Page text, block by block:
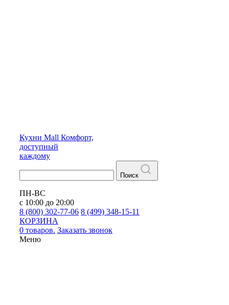
Кухни Mall Комфорт,
доступный
каждому
Поиск
ПН-ВС
с 10:00 до 20:00
8 (800) 302-77-06 8 (499) 348-15-11
КОРЗИНА
0 товаров. Заказать звонок
Меню